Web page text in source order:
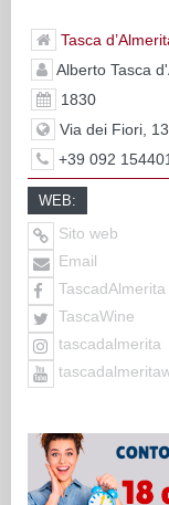
Tasca
Alberto Tasca
1830
Via dei Fiori,
+39 092
WEB:
Sito web
Email
TascadAlmerita
TascaWine
tascadalmerita